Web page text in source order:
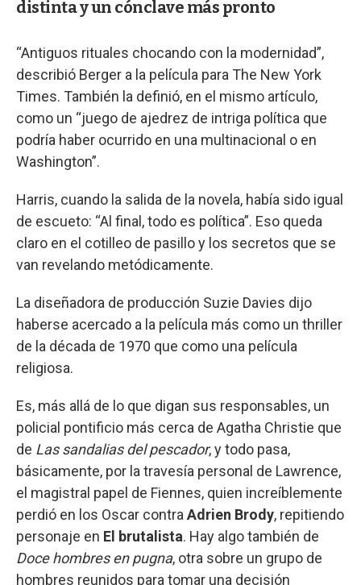
distinta y un cónclave más pronto
“Antiguos rituales chocando con la modernidad”,
describió Berger a la película para The New York
Times. También la definió, en el mismo artículo,
como un “juego de ajedrez de intriga política que
podría haber ocurrido en una multinacional o en
Washington”.
Harris, cuando la salida de la novela, había sido igual
de escueto: “Al final, todo es política”. Eso queda
claro en el cotilleo de pasillo y los secretos que se
van revelando metódicamente.
La diseñadora de producción Suzie Davies dijo
haberse acercado a la película más como un thriller
de la década de 1970 que como una película
religiosa.
Es, más allá de lo que digan sus responsables, un
policial pontificio más cerca de Agatha Christie que
de Las sandalias del pescador, y todo pasa,
básicamente, por la travesía personal de Lawrence,
el magistral papel de Fiennes, quien increíblemente
perdió en los Oscar contraAdrien Brody, repitiendo
personaje en El brutalista. Hay algo también de
Doce hombres en pugna, otra sobre un grupo de
hombres reunidos para tomar una decisión